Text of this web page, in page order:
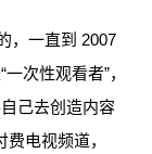
，一直到 2007
次性观看者”，
己去创造内容
电视频道，